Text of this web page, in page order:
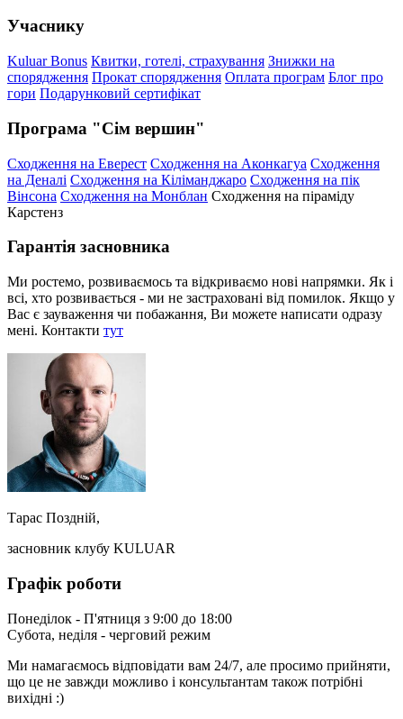
Учаснику
Kuluar Bonus Квитки, готелі, страхування Знижки на
спорядження Прокат спорядження Оплата програм Блог про
гори Подарунковий сертифікат
Програма "Сім вершин"
Сходження на Еверест Сходження на Аконкагуа Сходження
на Деналі Сходження на Кіліманджаро Сходження на пік
Вінсона Сходження на Монблан Сходження на піраміду
Карстенз
Гарантія засновника
Ми ростемо, розвиваємось та відкриваємо нові напрямки. Як і
всі, хто розвивається - ми не застраховані від помилок. Якщо у
Вас є зауваження чи побажання, Ви можете написати одразу
мені. Контакти тут
Тарас Поздній,
засновник клубу KULUAR
Графік роботи
Понеділок - П'ятниця з 9:00 до 18:00
Субота, неділя - черговий режим
Ми намагаємось відповідати вам 24/7, але просимо прийняти,
що це не завжди можливо і консультантам також потрібні
вихідні :)